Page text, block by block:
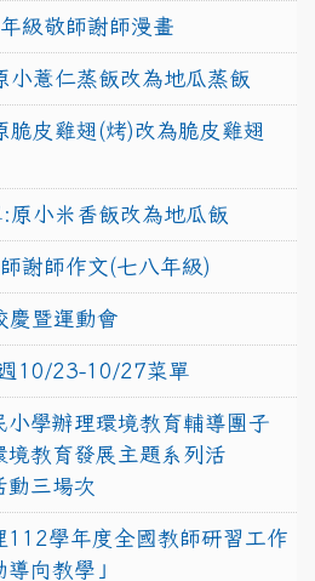
級敬師謝師漫畫
薏仁蒸飯改為地瓜蒸飯
皮雞翅(烤)改為脆皮雞翅
小米香飯改為地瓜飯
謝師作文(七八年級)
慶暨運動會
10/23-10/27菜單
小學辦理環境教育輔導團子
境教育發展主題系列活
動三場次
112學年度全國教師研習工作
向教學」